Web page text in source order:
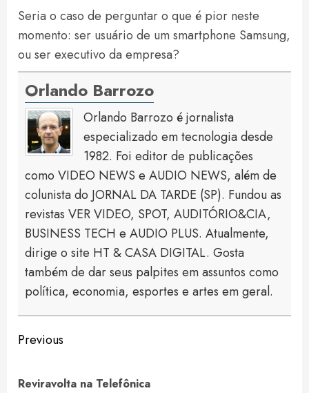
Seria o caso de perguntar o que é pior neste
momento: ser usuário de um smartphone Samsung,
ou ser executivo da empresa?
Orlando Barrozo
Orlando Barrozo é jornalista
especializado em tecnologia desde
1982. Foi editor de publicações
como VIDEO NEWS e AUDIO NEWS, além de
colunista do JORNAL DA TARDE (SP). Fundou as
revistas VER VIDEO, SPOT, AUDITÓRIO&CIA,
BUSINESS TECH e AUDIO PLUS. Atualmente,
dirige o site HT & CASA DIGITAL. Gosta
também de dar seus palpites em assuntos como
política, economia, esportes e artes em geral.
Continue
Previous
Reviravolta na Telefônica